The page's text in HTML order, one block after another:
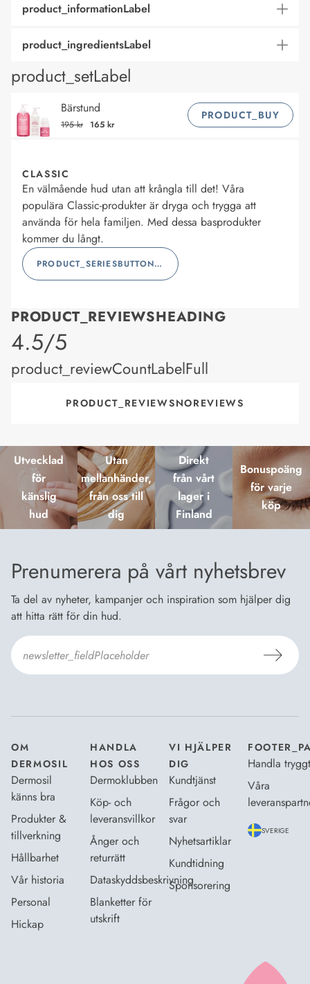
product_informationLabel
product_ingredientsLabel
product_setLabel
Bärstund
195 kr 165 kr
PRODUCT_BUY
CLASSIC
En välmående hud utan att krångla till det! Våra
populära Classic-produkter är dryga och trygga att
använda för hela familjen. Med dessa basprodukter
kommer du långt.
PRODUCT_SERIESBUTTONLABEL
PRODUCT_REVIEWSHEADING
product_rating
4.5/5
product_reviewCountLabelFull
PRODUCT_REVIEWSNOREVIEWS
Utvecklad
för
känslig
hud
Utan
mellanhänder,
från oss till
dig
Direkt
från vårt
lager i
Finland
Bonuspoäng
för varje
köp
Prenumerera på vårt nyhetsbrev
Ta del av nyheter, kampanjer och inspiration som hjälper dig
att hitta rätt för din hud.
OM
DERMOSIL
Dermosil
känns bra
Produkter &
tillverkning
Hållbarhet
Vår historia
Personal
Hickap
HANDLA
HOS OSS
Dermoklubben
Köp- och
leveransvillkor
Ånger och
returrätt
Dataskyddsbeskrivning
Blanketter för
utskrift
VI HJÄLPER
DIG
Kundtjänst
Frågor och
svar
Nyhetsartiklar
Kundtidning
Sponsorering
Handla tryggt
Våra
SVERIGE